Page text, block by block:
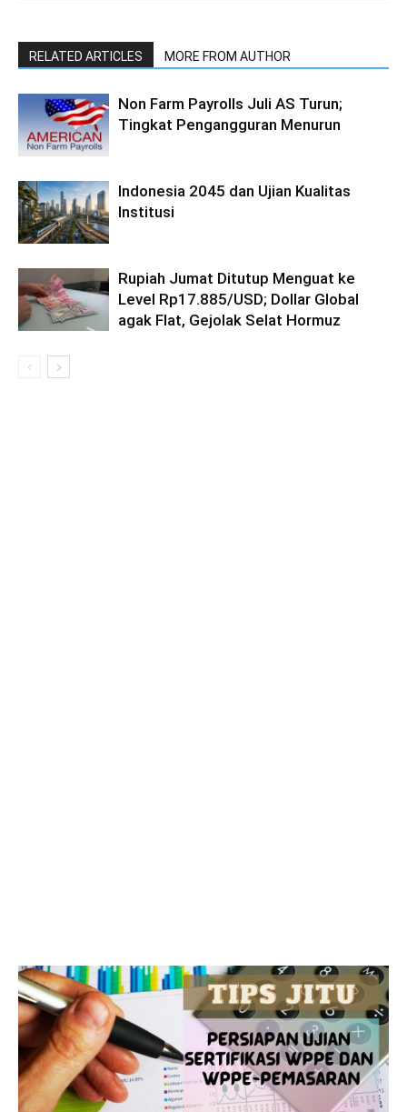
RELATED ARTICLES MORE FROM AUTHOR
Non Farm Payrolls Juli AS Turun;
Tingkat Pengangguran Menurun
Indonesia 2045 dan Ujian Kualitas
Institusi
Rupiah Jumat Ditutup Menguat ke
Level Rp17.885/USD; Dollar Global
agak Flat, Gejolak Selat Hormuz